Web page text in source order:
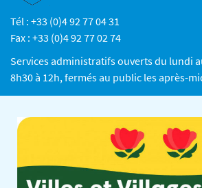
Tél : +33 (0)4 92 77 04 31
Fax : +33 (0)4 92 77 02 74
Services administratifs ouverts du lundi
8h30 à 12h, fermés au public les après-